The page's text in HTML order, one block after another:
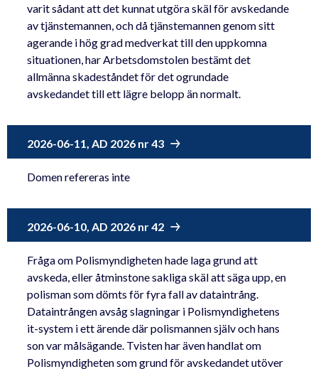
varit sådant att det kunnat utgöra skäl för avskedande
av tjänstemannen, och då tjänstemannen genom sitt
agerande i hög grad medverkat till den uppkomna
situationen, har Arbetsdomstolen bestämt det
allmänna skadeståndet för det ogrundade
avskedandet till ett lägre belopp än normalt.
2026-06-11, AD 2026 nr 43
Domen refereras inte
2026-06-10, AD 2026 nr 42
Fråga om Polismyndigheten hade laga grund att
avskeda, eller åtminstone sakliga skäl att säga upp, en
polisman som dömts för fyra fall av dataintrång.
Dataintrången avsåg slagningar i Polismyndighetens
it-system i ett ärende där polismannen själv och hans
son var målsägande. Tvisten har även handlat om
Polismyndigheten som grund för avskedandet utöver